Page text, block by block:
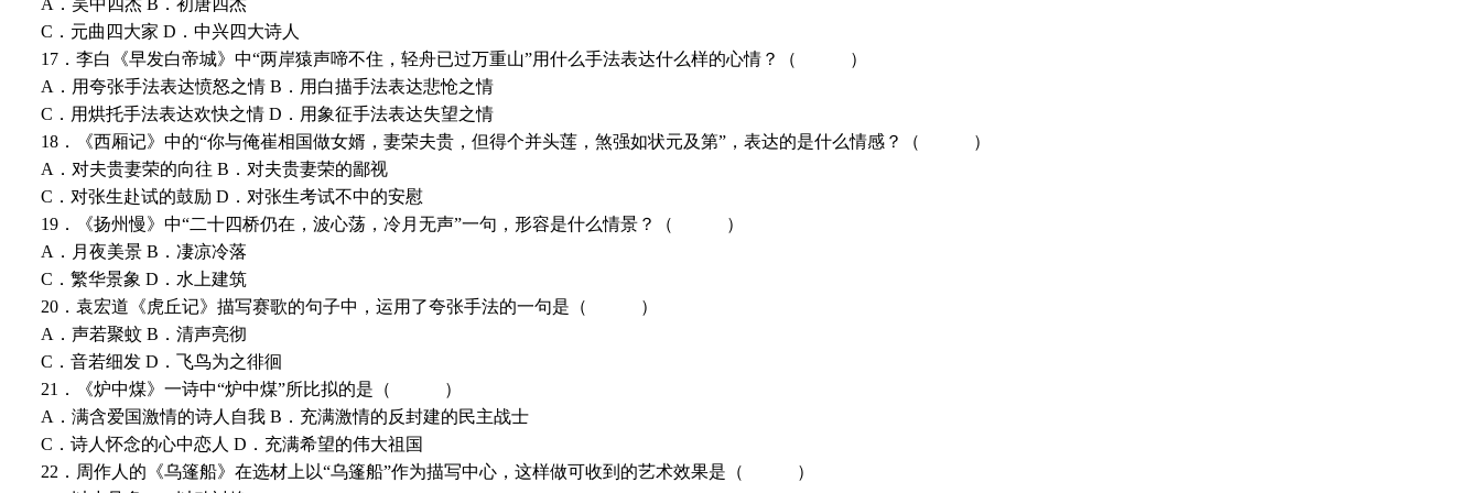
A．吴中四杰 B．初唐四杰
C．元曲四大家 D．中兴四大诗人
17．李白《早发白帝城》中“两岸猿声啼不住，轻舟已过万重山”用什么手法表达什么样的心情？（ ）
A．用夸张手法表达愤怒之情 B．用白描手法表达悲怆之情
C．用烘托手法表达欢快之情 D．用象征手法表达失望之情
18．《西厢记》中的“你与俺崔相国做女婿，妻荣夫贵，但得个并头莲，煞强如状元及第”，表达的是什么情感？（ ）
A．对夫贵妻荣的向往 B．对夫贵妻荣的鄙视
C．对张生赴试的鼓励 D．对张生考试不中的安慰
19．《扬州慢》中“二十四桥仍在，波心荡，冷月无声”一句，形容是什么情景？（ ）
A．月夜美景 B．凄凉冷落
C．繁华景象 D．水上建筑
20．袁宏道《虎丘记》描写赛歌的句子中，运用了夸张手法的一句是（ ）
A．声若聚蚊 B．清声亮彻
C．音若细发 D．飞鸟为之徘徊
21．《炉中煤》一诗中“炉中煤”所比拟的是（ ）
A．满含爱国激情的诗人自我 B．充满激情的反封建的民主战士
C．诗人怀念的心中恋人 D．充满希望的伟大祖国
22．周作人的《乌篷船》在选材上以“乌篷船”作为描写中心，这样做可收到的艺术效果是（ ）